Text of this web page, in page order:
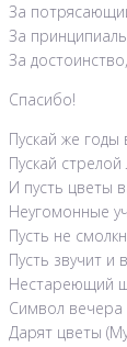
За
За
За
Спасибо!
Пускай же годы
Пускай стрелой
И пусть цветы
Неугомонные
Пусть не
Пусть звучит и
Нестареющий
Символ вечера
Дарят цветы